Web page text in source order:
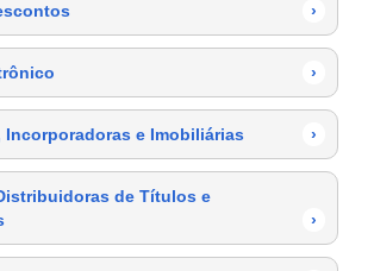
›
›
e Imobiliárias ›
de Títulos e
›